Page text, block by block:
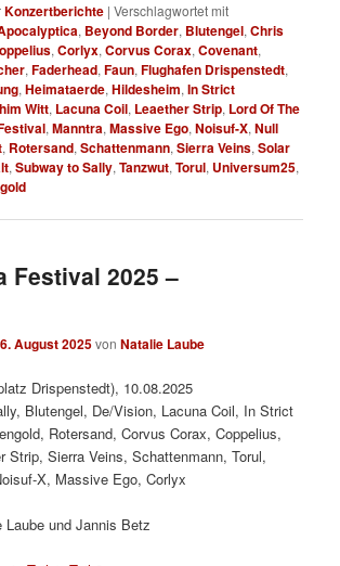
Konzertberichte |Verschlagwortet mit
, Beyond Border, Blutengel,Chris
,Corlyx,Corvus Corax,Covenant,
,Faderhead,Faun,Flughafen Drispenstedt,
,Heimataerde,Hildesheim,In Strict
Witt, Lacuna Coil, Leaether Strip, Lord Of The
,Manntra,Massive Ego,Noisuf-X,Null
, Rotersand,Schattenmann,Sierra Veins,Solar
,Subway to Sally,Tanzwut,Torul, Universum25,
Festival 2025 –
August 2025vonNatalie Laube
Drispenstedt), 10.08.2025
Blutengel, De/Vision, Lacuna Coil, In Strict
Rotersand, Corvus Corax, Coppelius,
Strip, Sierra Veins, Schattenmann, Torul,
X, Massive Ego, Corlyx
Laube und Jannis Betz